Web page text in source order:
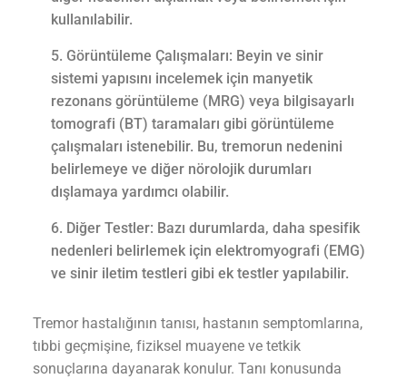
kullanılabilir.
Görüntüleme Çalışmaları: Beyin ve sinir
sistemi yapısını incelemek için manyetik
rezonans görüntüleme (MRG) veya bilgisayarlı
tomografi (BT) taramaları gibi görüntüleme
çalışmaları istenebilir. Bu, tremorun nedenini
belirlemeye ve diğer nörolojik durumları
dışlamaya yardımcı olabilir.
Diğer Testler: Bazı durumlarda, daha spesifik
nedenleri belirlemek için elektromyografi (EMG)
ve sinir iletim testleri gibi ek testler yapılabilir.
Tremor hastalığının tanısı, hastanın semptomlarına,
tıbbi geçmişine, fiziksel muayene ve tetkik
sonuçlarına dayanarak konulur. Tanı konusunda